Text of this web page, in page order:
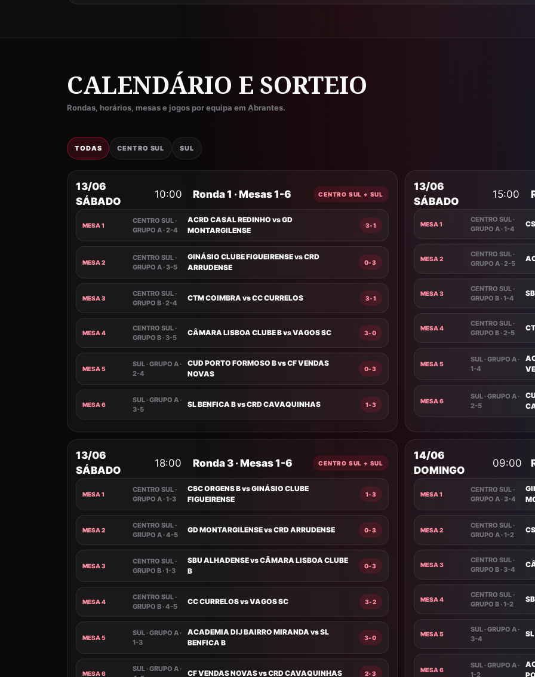
CALENDÁRIO E SORTEIO
Rondas, horários, mesas e jogos por equipa em Abrantes.
TODAS CENTRO SUL SUL
13/06
SÁBADO
10:00 Ronda 1 · Mesas 1-6 CENTRO SUL + SUL
MESA 1
CENTRO SUL ·
GRUPO A · 2-4
ACRD CASAL REDINHO vs GD
MONTARGILENSE
3-1
MESA 2
CENTRO SUL ·
GRUPO A · 3-5
GINÁSIO CLUBE FIGUEIRENSE vs CRD
ARRUDENSE
0-3
MESA 3
CENTRO SUL ·
GRUPO B · 2-4
CTM COIMBRA vs CC CURRELOS 3-1
MESA 4
CENTRO SUL ·
GRUPO B · 3-5
CÂMARA LISBOA CLUBE B vs VAGOS SC 3-0
MESA 5
SUL · GRUPO A ·
2-4
CUD PORTO FORMOSO B vs CF VENDAS
NOVAS
0-3
MESA 6
SUL · GRUPO A ·
3-5
SL BENFICA B vs CRD CAVAQUINHAS 1-3
13/06
SÁBADO
15:00
MESA 1
CENTRO SUL ·
GRUPO A · 1-4
MESA 2
CENTRO SUL ·
GRUPO A · 2-5
MESA 3
CENTRO SUL ·
GRUPO B · 1-4
MESA 4
CENTRO SUL ·
GRUPO B · 2-5
MESA 5
SUL · GRUPO A ·
1-4
MESA 6
SUL · GRUPO A ·
2-5
13/06
SÁBADO
18:00 Ronda 3 · Mesas 1-6 CENTRO SUL + SUL
MESA 1
CENTRO SUL ·
GRUPO A · 1-3
CSC ORGENS B vs GINÁSIO CLUBE
FIGUEIRENSE
1-3
MESA 2
CENTRO SUL ·
GRUPO A · 4-5
GD MONTARGILENSE vs CRD ARRUDENSE 0-3
MESA 3
CENTRO SUL ·
GRUPO B · 1-3
SBU ALHADENSE vs CÂMARA LISBOA CLUBE
B
0-3
MESA 4
CENTRO SUL ·
GRUPO B · 4-5
CC CURRELOS vs VAGOS SC 3-2
MESA 5
SUL · GRUPO A ·
1-3
ACADEMIA DIJ BAIRRO MIRANDA vs SL
BENFICA B
3-0
MESA 6
SUL · GRUPO A ·
CF VENDAS NOVAS vs CRD CAVAQUINHAS 2-3
14/06
DOMINGO
09:00
MESA 1
CENTRO SUL ·
GRUPO A · 3-4
MESA 2
CENTRO SUL ·
GRUPO A · 1-2
MESA 3
CENTRO SUL ·
GRUPO B · 3-4
MESA 4
CENTRO SUL ·
GRUPO B · 1-2
MESA 5
SUL · GRUPO A ·
3-4
MESA 6
SUL · GRUPO A ·
1-2